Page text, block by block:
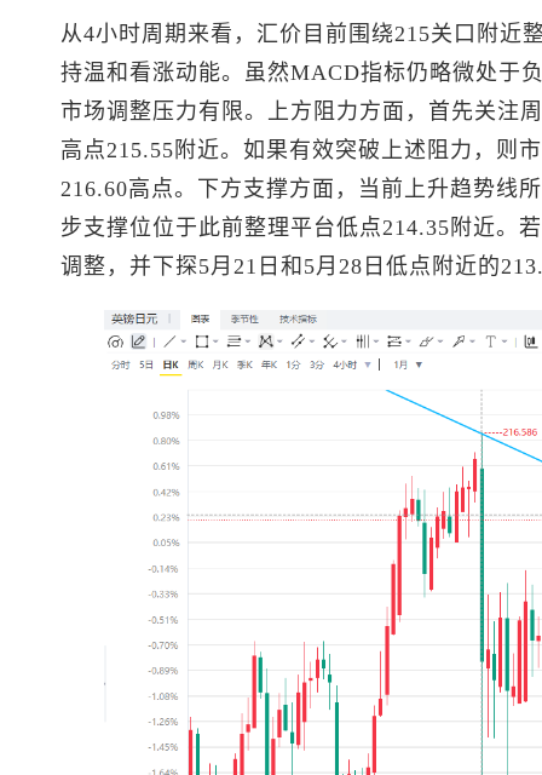
从4小时周期来看，汇价目前围绕215关口附近
持温和看涨动能。虽然MACD指标仍略微处于
市场调整压力有限。上方阻力方面，首先关注
高点215.55附近。如果有效突破上述阻力，则
216.60高点。下方支撑方面，当前上升趋势线
步支撑位位于此前整理平台低点214.35附近。
调整，并下探5月21日和5月28日低点附近的